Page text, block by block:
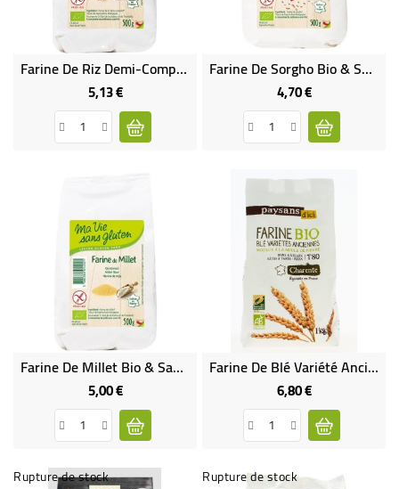
Farine De Riz Demi-Complète Bio & Sans Gluten
5,13 €Prix
Farine De Sorgho Bio & Sans Gluten
4,70 €Prix
Farine De Millet Bio & Sans Gluten
5,00 €Prix
Farine De Blé Variété Ancienne T80 Bio & Équitable
6,80 €Prix
Rupture de stock Rupture de stock